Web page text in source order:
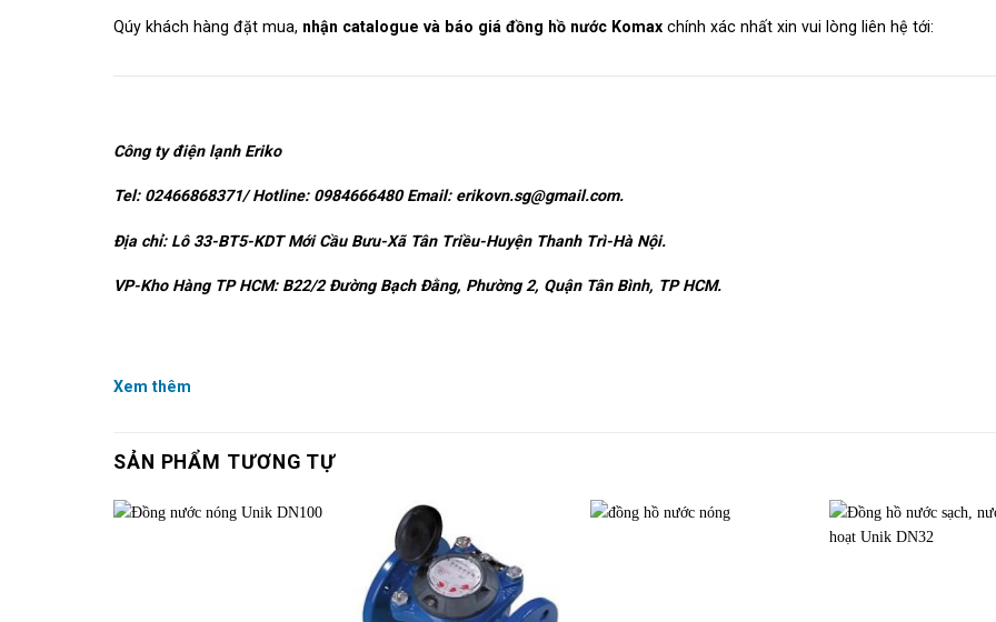
Qúy khách hàng đặt mua, nhận catalogue và báo giá đồng hồ nước Komax chính xác nhất xin vui lòng liên hệ tới:
Công ty điện lạnh Eriko
Tel: 02466868371/ Hotline: 0984666480 Email: erikovn.sg@gmail.com.
Địa chỉ: Lô 33-BT5-KDT Mới Cầu Bưu-Xã Tân Triều-Huyện Thanh Trì-Hà Nội.
VP-Kho Hàng TP HCM: B22/2 Đường Bạch Đằng, Phường 2, Quận Tân Bình, TP HCM.
Xem thêm
SẢN PHẨM TƯƠNG TỰ